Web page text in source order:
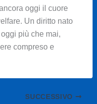
oggi il cuore
Un diritto nato
più che mai,
compreso e
SUCCESSIVO